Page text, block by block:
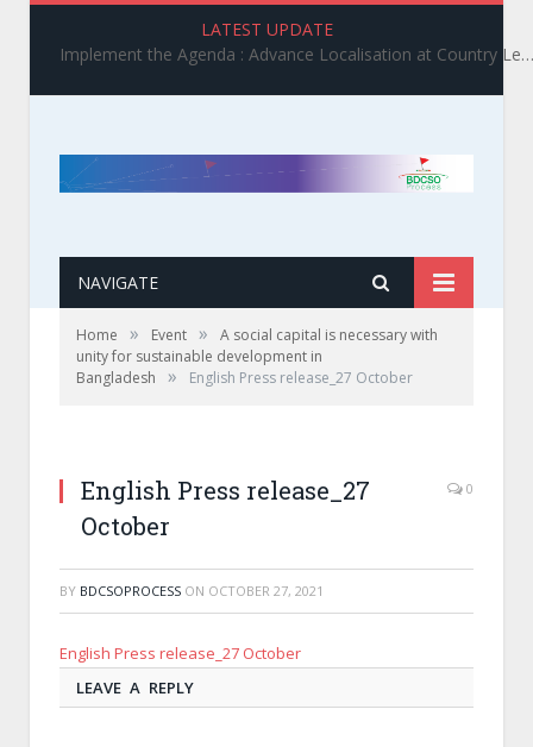
LATEST UPDATE
Implement the Agenda : Advance Localisation at Country Level_ BDCSO COAST 2025 Survey Report Findings on the Grand Bargain 3.0 Implementation
NAVIGATE
Home » Event »
A social capital is necessary with
unity for sustainable development in
Bangladesh
» English Press release_27 October
English Press release_27
October
0
BY BDCSOPROCESS ON OCTOBER 27, 2021
English Press release_27 October
LEAVE A REPLY